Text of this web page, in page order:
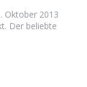
Oktober 2013
Der beliebte